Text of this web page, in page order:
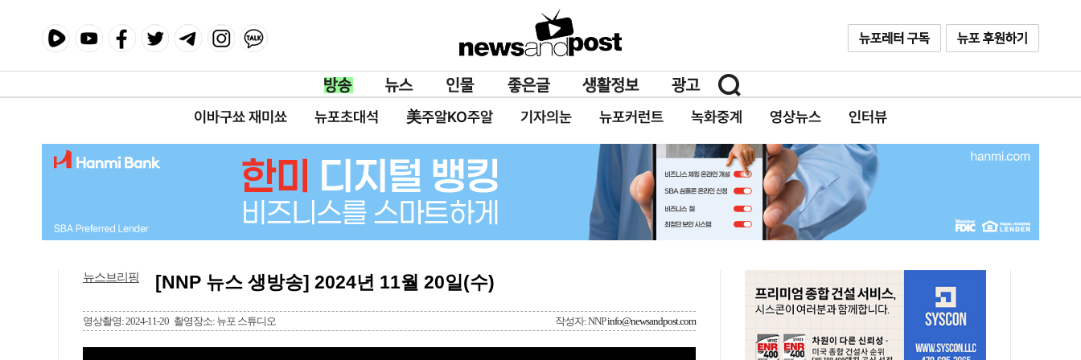
이바구쑈 재미쑈 뉴포초대석 美주알KO주알 기자의눈 뉴포커런트 녹화중계 영상뉴스 인터뷰
뉴스브리핑 [NNP 뉴스 생방송] 2024년 11월 20일(수)
영상촬영: 2024-11-20 촬영장소: 뉴포 스튜디오 작성자: NNPinfo@newsandpost.com